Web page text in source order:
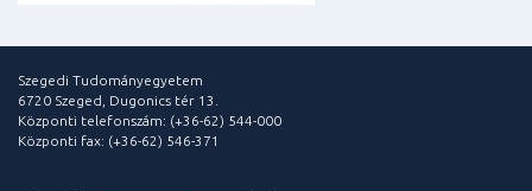
Szegedi Tudományegyetem
6720 Szeged, Dugonics tér 13.
Központi telefonszám: (+36-62) 544-000
Központi fax: (+36-62) 546-371